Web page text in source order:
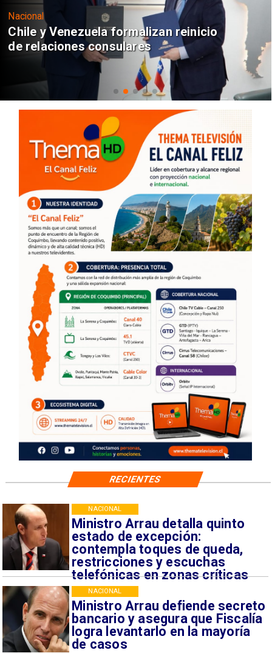
Nacional
Chile y Venezuela formalizan reinicio
de relaciones consulares
Ministro Arrau detalla quinto
estado de excepción:
contempla toques de queda,
restricciones y escuchas
telefónicas en zonas críticas
NACIONAL
Ministro Arrau defiende secreto
bancario y asegura que Fiscalía
logra levantarlo en la mayoría
de casos
NACIONAL
RECIENTES